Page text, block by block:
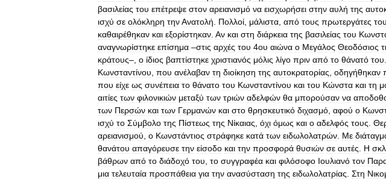
βασιλείας του επέτρεψε στον αρειανισμό να εισχωρήσει στην αυλή της
ισχύ σε ολόκληρη τηνΑνατολή Πολλοί μάλιστα από τους πρωτεργάτες του
καθαιρέθηκαν και εξορίστηκαν Αν και στη διάρκεια της βασιλείας του
αναγνωρίστηκε επίσημα –στις αρχές του 4ου αιώνα ο Μεγάλος Θεοδόσιος
κράτους–, ο ίδιος βαπτίστηκε χριστιανός μόλις λίγο πριν από το θάνατό του
Κωνσταντίνου που ανέλαβαν τη διοίκηση της αυτοκρατορίας οδηγήθηκαν
που είχε ως συνέπεια το θάνατο του Κωνσταντίνου και του Κώνστα και τη
αιτίες των φιλονικιών μεταξύ των τριών αδελφών θα μπορούσαν να
των Περσών και των Γερμανών και στο θρησκευτικό διχασμό αφού ο
ισχύ το Σύμβολο της Πίστεως της Νίκαιας όχι όμως και ο αδελφός τους
αρειανισμού ο Κωνστάντιος στράφηκε κατά των ειδωλολατρών Με
θανάτου απαγόρευσε την είσοδο και την προσφορά θυσιών σε αυτές Η
βάθρων από το διάδοχό του το συγγραφέα και φιλόσοφο Ιουλιανό τον
μια τελευταία προσπάθεια για την ανασύσταση της ειδωλολατρίας Στη